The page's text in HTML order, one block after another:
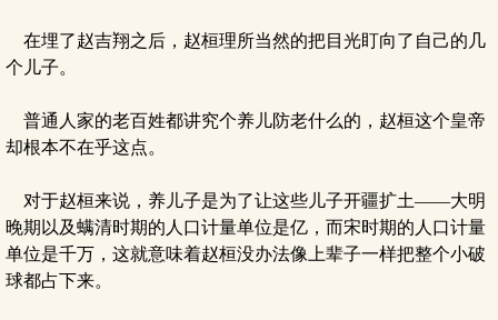
在埋了赵吉翔之后，赵桓理所当然的把目光盯向了自己的几
个儿子。
普通人家的老百姓都讲究个养儿防老什么的，赵桓这个皇帝
却根本不在乎这点。
对于赵桓来说，养儿子是为了让这些儿子开疆扩土——大明
晚期以及螨清时期的人口计量单位是亿，而宋时期的人口计量
单位是千万，这就意味着赵桓没办法像上辈子一样把整个小破
球都占下来。